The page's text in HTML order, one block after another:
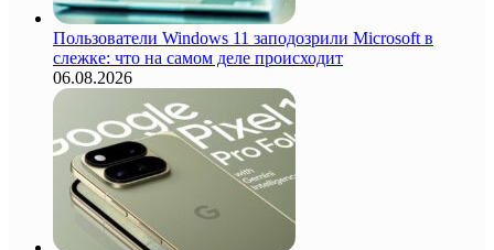
Пользователи Windows 11 заподозрили Microsoft в
слежке: что на самом деле происходит
06.08.2026